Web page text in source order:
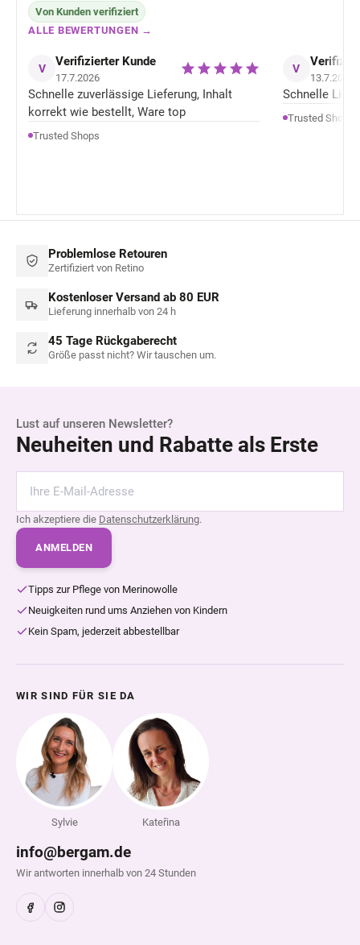
Von Kunden verifiziert
ALLE BEWERTUNGEN →
V Verifizierter Kunde
17.7.2026
Schnelle zuverlässige Lieferung, Inhalt
korrekt wie bestellt, Ware top
Trusted Shops
V
13.7.2026
Schnelle
Trusted Shops
Problemlose Retouren
Zertifiziert von Retino
Kostenloser Versand ab 80 EUR
Lieferung innerhalb von 24 h
45 Tage Rückgaberecht
Größe passt nicht? Wir tauschen um.
Lust auf unseren Newsletter?
Neuheiten und Rabatte als Erste
Ich akzeptiere die Datenschutzerklärung.
ANMELDEN
Tipps zur Pflege von Merinowolle
Neuigkeiten rund ums Anziehen von Kindern
Kein Spam, jederzeit abbestellbar
WIR SIND FÜR SIE DA
Sylvie Kateřina
info@bergam.de
Wir antworten innerhalb von 24 Stunden